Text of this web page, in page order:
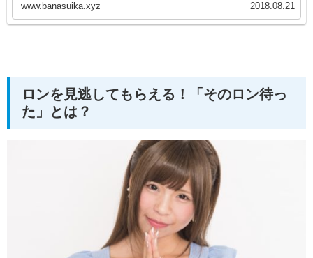
www.banasuika.xyz 2018.08.21
ロンを見逃してもらえる！「そのロン待っ
た」とは？